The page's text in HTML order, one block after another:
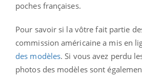
poches françaises.
Pour savoir si la vôtre fait partie
commission américaine a mis en
des modèles. Si vous avez perdu
photos des modèles sont